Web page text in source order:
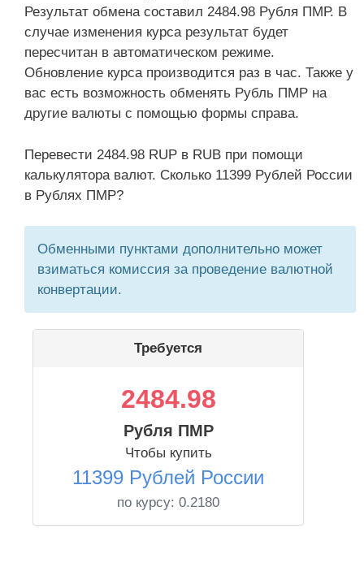
Результат обмена составил 2484.98 Рубля ПМР. В
случае изменения курса результат будет
пересчитан в автоматическом режиме.
Обновление курса производится раз в час. Также у
вас есть возможность обменять Рубль ПМР на
другие валюты с помощью формы справа.
Перевести 2484.98 RUP в RUB при помощи
калькулятора валют. Сколько 11399 Рублей России
в Рублях ПМР?
Обменными пунктами дополнительно может
взиматься комиссия за проведение валютной
конвертации.
Требуется
2484.98
Рубля ПМР
Чтобы купить
11399 Рублей России
по курсу: 0.2180